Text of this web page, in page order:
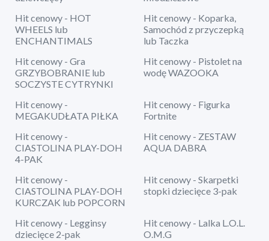
Hit cenowy - HOT
WHEELS lub
ENCHANTIMALS
Hit cenowy - Koparka,
Samochód z przyczepką
lub Taczka
Hit cenowy - Gra
GRZYBOBRANIE lub
SOCZYSTE CYTRYNKI
Hit cenowy - Pistolet na
wodę WAZOOKA
Hit cenowy -
MEGAKUDŁATA PIŁKA
Hit cenowy - Figurka
Fortnite
Hit cenowy -
CIASTOLINA PLAY-DOH
4-PAK
Hit cenowy - ZESTAW
AQUA DABRA
Hit cenowy -
CIASTOLINA PLAY-DOH
KURCZAK lub POPCORN
Hit cenowy - Skarpetki
stopki dziecięce 3-pak
Hit cenowy - Legginsy
dziecięce 2-pak
Hit cenowy - Lalka L.O.L.
O.M.G